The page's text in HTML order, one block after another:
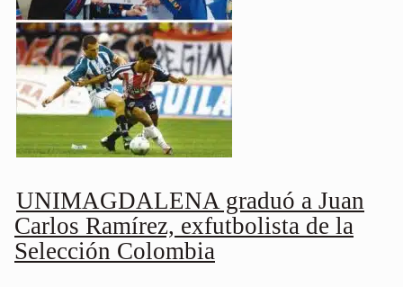
UNIMAGDALENA graduó a Juan
Carlos Ramírez, exfutbolista de la
Selección Colombia